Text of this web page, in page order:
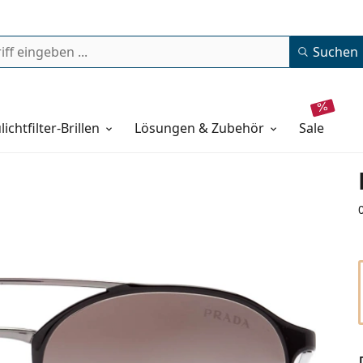
Suchen
Brillen Lösungen & Zubehör sale